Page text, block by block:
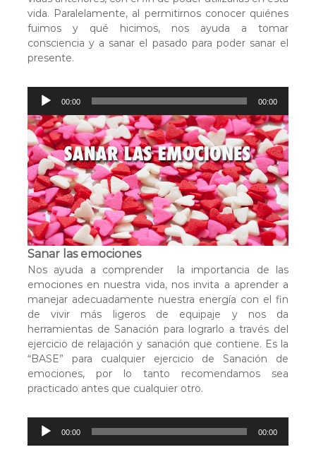
vida. Paralelamente, al permitirnos conocer quiénes
fuimos y qué hicimos, nos ayuda a tomar
consciencia y a sanar el pasado para poder sanar el
presente.
p
o
d
u
c
t
o
r
d
e
a
u
d
i
o
00:00 00:00
Sanar las emociones
Nos ayuda a comprender la importancia de las
emociones en nuestra vida, nos invita a aprender a
manejar adecuadamente nuestra energía con el fin
de vivir más ligeros de equipaje y nos da
herramientas de Sanación para lograrlo a través del
ejercicio de relajación y sanación que contiene. Es la
“BASE” para cualquier ejercicio de Sanación de
emociones, por lo tanto recomendamos sea
practicado antes que cualquier otro.
00:00 00:00